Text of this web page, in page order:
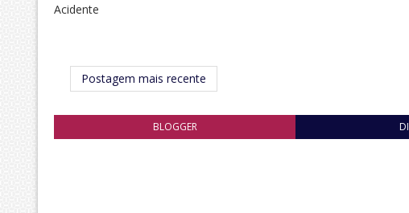
Acidente
Postagem mais recente
BLOGGER